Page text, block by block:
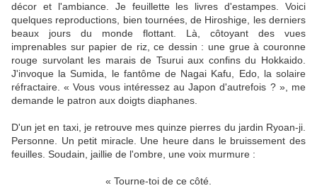
décor et l'ambiance. Je feuillette les livres d'estampes. Voici
quelques reproductions, bien tournées, de Hiroshige, les derniers
beaux jours du monde flottant. Là, côtoyant des vues
imprenables sur papier de riz, ce dessin : une grue à couronne
rouge survolant les marais de Tsurui aux confins du Hokkaido.
J'invoque la Sumida, le fantôme de Nagai Kafu, Edo, la solaire
réfractaire. « Vous vous intéressez au Japon d'autrefois ? », me
demande le patron aux doigts diaphanes.
D'un jet en taxi, je retrouve mes quinze pierres du jardin Ryoan-ji.
Personne. Un petit miracle. Une heure dans le bruissement des
feuilles. Soudain, jaillie de l'ombre, une voix murmure :
« Tourne-toi de ce côté.